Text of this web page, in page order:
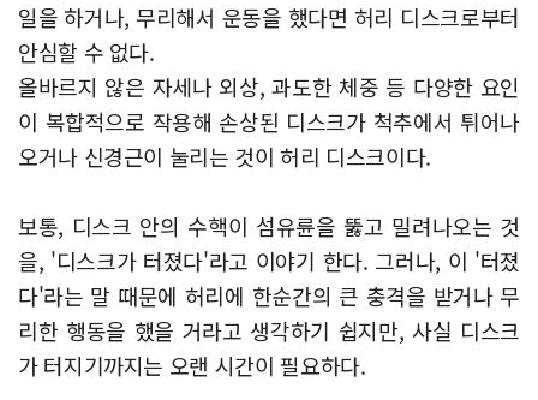
일을 하거나, 무리해서 운동을 했다면 허리 디스크로부터
안심할 수 없다.
올바르지 않은 자세나 외상, 과도한 체중 등 다양한 요인
이 복합적으로 작용해 손상된 디스크가 척추에서 튀어나
오거나 신경근이 눌리는 것이 허리 디스크이다.
보통, 디스크 안의 수핵이 섬유륜을 뚫고 밀려나오는 것
을, '디스크가 터졌다'라고 이야기 한다. 그러나, 이 '터졌
다'라는 말 때문에 허리에 한순간의 큰 충격을 받거나 무
리한 행동을 했을 거라고 생각하기 쉽지만, 사실 디스크
가 터지기까지는 오랜 시간이 필요하다.